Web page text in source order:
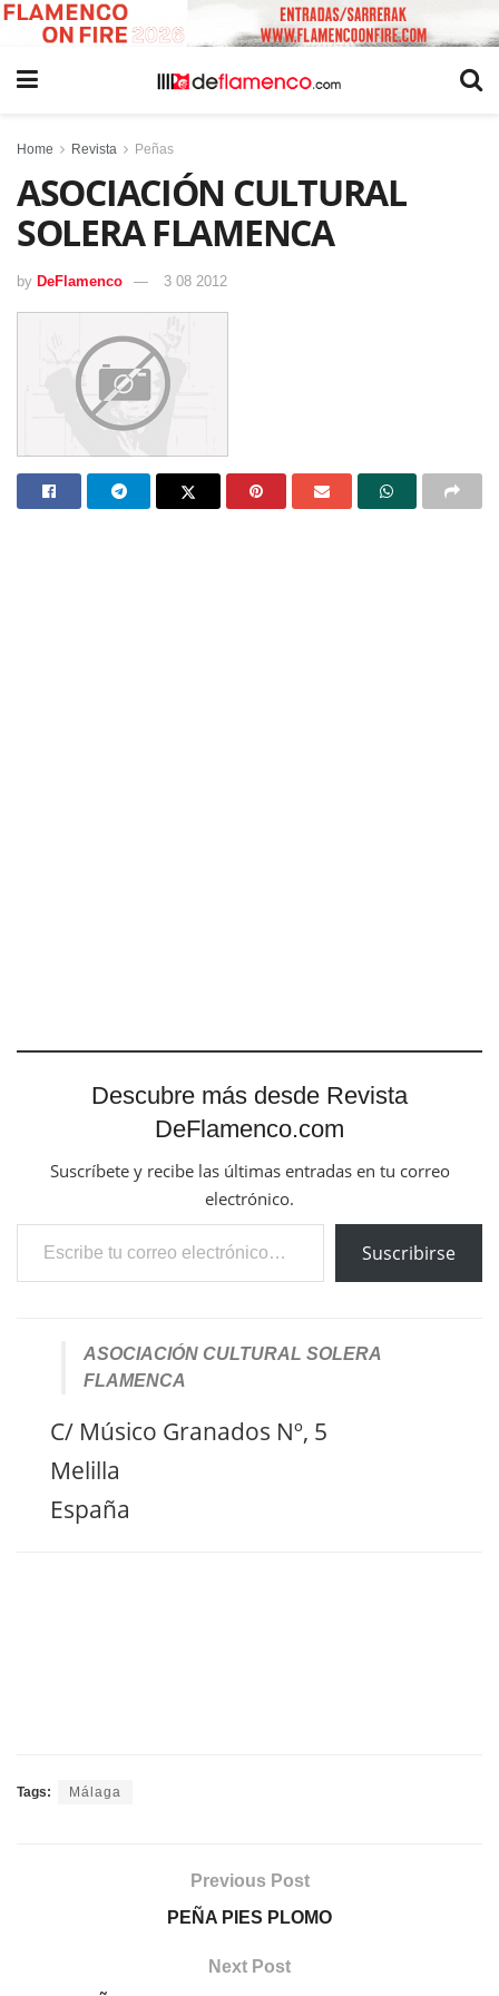
Home Revista Peñas
ASOCIACIÓN CULTURAL
SOLERA FLAMENCA
by DeFlamenco 3 08 2012
Descubre más desde Revista
DeFlamenco.com
Suscríbete y recibe las últimas entradas en tu correo
electrónico.
Escribe tu correo electrónico…
Suscribirse
ASOCIACIÓN CULTURAL SOLERA
FLAMENCA
C/ Músico Granados Nº, 5
Melilla
España
Tags: Málaga
Previous Post
PEÑA PIES PLOMO
Next Post